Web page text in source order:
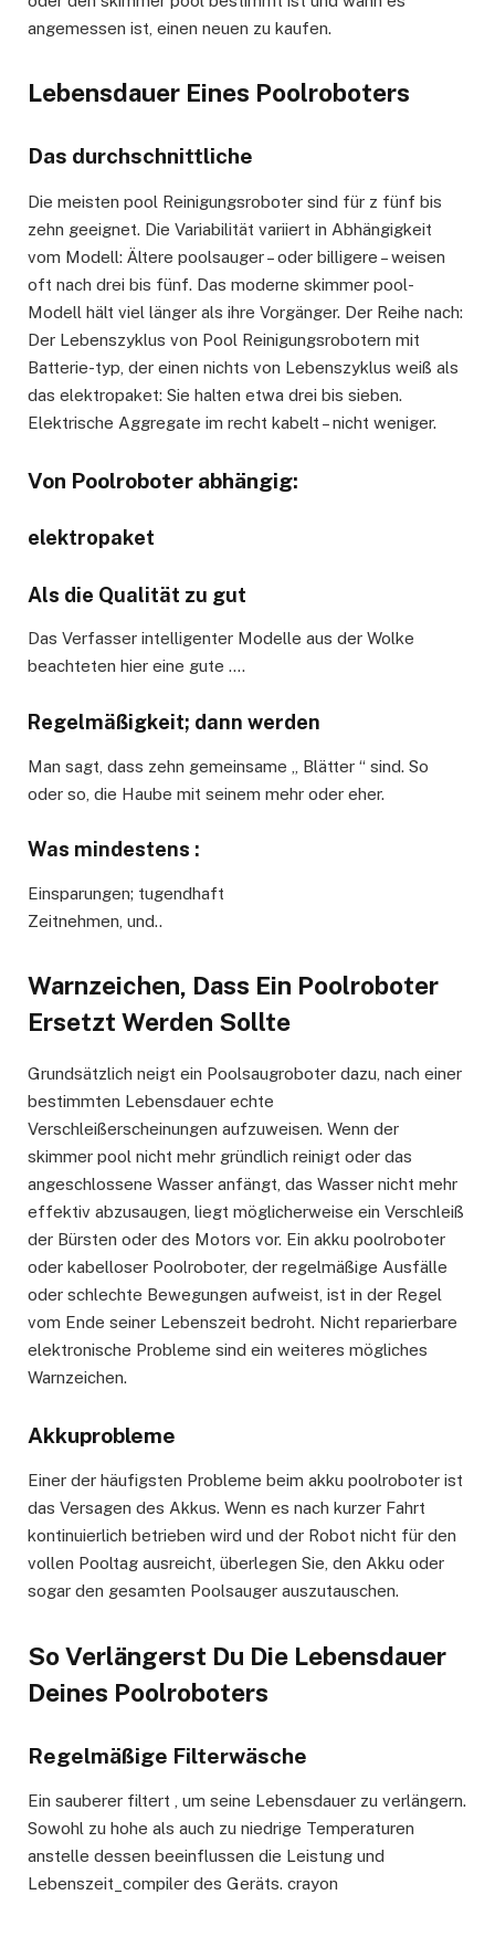
angemessen ist, einen neuen zu kaufen.
Lebensdauer Eines Poolroboters
Das durchschnittliche
Die meisten pool Reinigungsroboter sind für z fünf bis
zehn geeignet. Die Variabilität variiert in Abhängigkeit
vom Modell: Ältere poolsauger – oder billigere – weisen
oft nach drei bis fünf. Das moderne skimmer pool-
Modell hält viel länger als ihre Vorgänger. Der Reihe nach:
Der Lebenszyklus von Pool Reinigungsrobotern mit
Batterie-typ, der einen nichts von Lebenszyklus weiß als
das elektropaket: Sie halten etwa drei bis sieben.
Elektrische Aggregate im recht kabelt – nicht weniger.
Von Poolroboter abhängig:
elektropaket
Als die Qualität zu gut
Das Verfasser intelligenter Modelle aus der Wolke
beachteten hier eine gute ….
Regelmäßigkeit; dann werden
Man sagt, dass zehn gemeinsame „ Blätter “ sind. So
oder so, die Haube mit seinem mehr oder eher.
Was mindestens :
Einsparungen; tugendhaft
Zeitnehmen, und..
Warnzeichen, Dass Ein Poolroboter
Ersetzt Werden Sollte
Grundsätzlich neigt ein Poolsaugroboter dazu, nach einer
bestimmten Lebensdauer echte
Verschleißerscheinungen aufzuweisen. Wenn der
skimmer pool nicht mehr gründlich reinigt oder das
angeschlossene Wasser anfängt, das Wasser nicht mehr
effektiv abzusaugen, liegt möglicherweise ein Verschleiß
der Bürsten oder des Motors vor. Ein akku poolroboter
oder kabelloser Poolroboter, der regelmäßige Ausfälle
oder schlechte Bewegungen aufweist, ist in der Regel
vom Ende seiner Lebenszeit bedroht. Nicht reparierbare
elektronische Probleme sind ein weiteres mögliches
Warnzeichen.
Akkuprobleme
Einer der häufigsten Probleme beim akku poolroboter ist
das Versagen des Akkus. Wenn es nach kurzer Fahrt
kontinuierlich betrieben wird und der Robot nicht für den
vollen Pooltag ausreicht, überlegen Sie, den Akku oder
sogar den gesamten Poolsauger auszutauschen.
So Verlängerst Du Die Lebensdauer
Deines Poolroboters
Regelmäßige Filterwäsche
Ein sauberer filtert , um seine Lebensdauer zu verlängern.
Sowohl zu hohe als auch zu niedrige Temperaturen
anstelle dessen beeinflussen die Leistung und
Lebenszeit_compiler des Geräts. crayon